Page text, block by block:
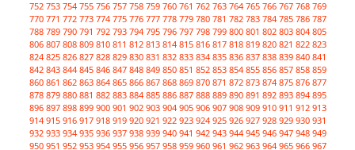
752 753 754 755 756 757 758 759 760 761 762 763 764 765 766 767 768 769
770 771 772 773 774 775 776 777 778 779 780 781 782 783 784 785 786 787
788 789 790 791 792 793 794 795 796 797 798 799 800 801 802 803 804 805
806 807 808 809 810 811 812 813 814 815 816 817 818 819 820 821 822 823
824 825 826 827 828 829 830 831 832 833 834 835 836 837 838 839 840 841
842 843 844 845 846 847 848 849 850 851 852 853 854 855 856 857 858 859
860 861 862 863 864 865 866 867 868 869 870 871 872 873 874 875 876 877
878 879 880 881 882 883 884 885 886 887 888 889 890 891 892 893 894 895
896 897 898 899 900 901 902 903 904 905 906 907 908 909 910 911 912 913
914 915 916 917 918 919 920 921 922 923 924 925 926 927 928 929 930 931
932 933 934 935 936 937 938 939 940 941 942 943 944 945 946 947 948 949
950 951 952 953 954 955 956 957 958 959 960 961 962 963 964 965 966 967